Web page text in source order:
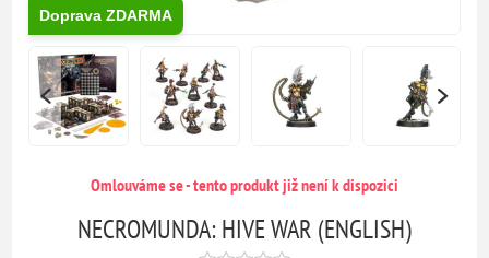
Doprava ZDARMA
Omlouváme se - tento produkt již není k dispozici
NECROMUNDA: HIVE WAR (ENGLISH)